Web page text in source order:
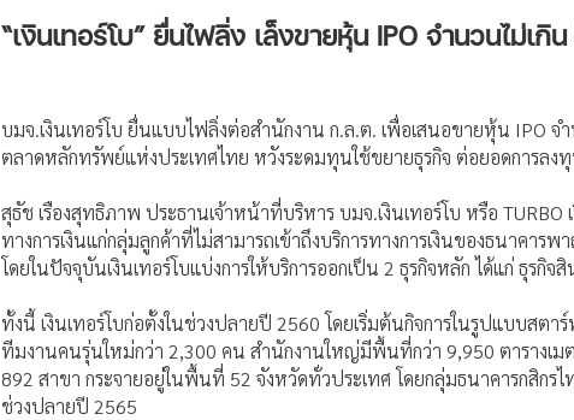
“เงินเทอร์โบ” ยื่นไฟลิ่ง เล็งขายหุ้น IPO จำนวนไม่เกิ
บมจ.เงินเทอร์โบ ยื่นแบบไฟลิ่งต่อสำนักงาน ก.ล.ต. เพื่อเสนอขายหุ้น IPO จ
ตลาดหลักทรัพย์แห่งประเทศไทย หวังระดมทุนใช้ขยายธุรกิจ ต่อยอดการล
สุธัช เรืองสุทธิภาพ ประธานเจ้าหน้าที่บริหาร บมจ.เงินเทอร์โบ หรือ TURBO
ทางการเงินแก่กลุ่มลูกค้าที่ไม่สามารถเข้าถึงบริการทางการเงินของธนาคาร
โดยในปัจจุบันเงินเทอร์โบแบ่งการให้บริการออกเป็น 2 ธุรกิจหลัก ได้แก่ ธุรกิ
ทั้งนี้ เงินเทอร์โบก่อตั้งในช่วงปลายปี 2560 โดยเริ่มต้นกิจการในรูปแบบสต
ทีมงานคนรุ่นใหม่กว่า 2,300 คน สำนักงานใหญ่มีพื้นที่กว่า 9,950 ตารางเม
892 สาขา กระจายอยู่ในพื้นที่ 52 จังหวัดทั่วประเทศ โดยกลุ่มธนาคารกสิก
ช่วงปลายปี 2565